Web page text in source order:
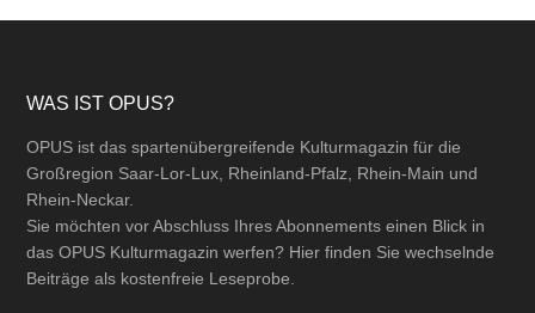
Footer
WAS IST OPUS?
OPUS ist das spartenübergreifende Kulturmagazin für die
Großregion Saar-Lor-Lux, Rheinland-Pfalz, Rhein-Main und
Rhein-Neckar.
Sie möchten vor Abschluss Ihres Abonnements einen Blick in
das OPUS Kulturmagazin werfen? Hier finden Sie wechselnde
Beiträge als kostenfreie Leseprobe.